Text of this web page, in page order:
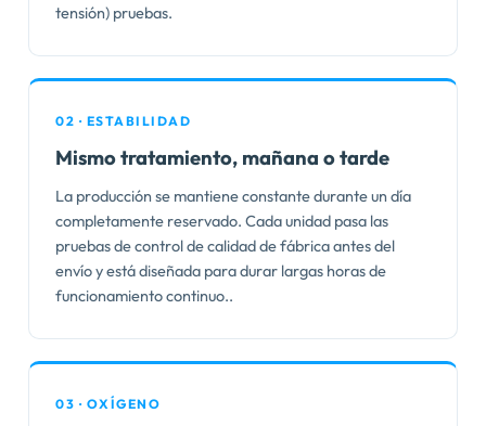
tensión) pruebas.
02 · ESTABILIDAD
Mismo tratamiento, mañana o tarde
La producción se mantiene constante durante un día
completamente reservado. Cada unidad pasa las
pruebas de control de calidad de fábrica antes del
envío y está diseñada para durar largas horas de
funcionamiento continuo..
03 · OXÍGENO